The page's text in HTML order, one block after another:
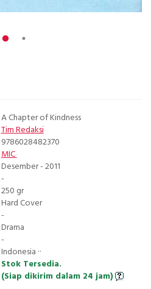
A Chapter of Kindness
Tim Redaksi
9786028482370
MIC
Desember - 2011
-
250 gr
Hard Cover
-
Drama
-
Indonesia ··
Stok Tersedia.
(Siap dikirim dalam 24 jam)